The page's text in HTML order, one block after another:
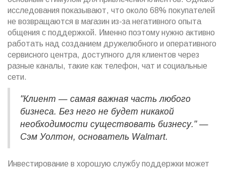
исследования показывают, что около 68% покупателей
не возвращаются в магазин из-за негативного опыта
общения с поддержкой. Именно поэтому нужно активно
работать над созданием дружелюбного и оперативного
сервисного центра, доступного для клиентов через
разные каналы, такие как телефон, чат и социальные
сети.
"Клиент — самая важная часть любого
бизнеса. Без него не будет никакой
необходимости существовать бизнесу." —
Сэм Уолтон, основатель Walmart.
Инвестирование в хорошую службу поддержки может